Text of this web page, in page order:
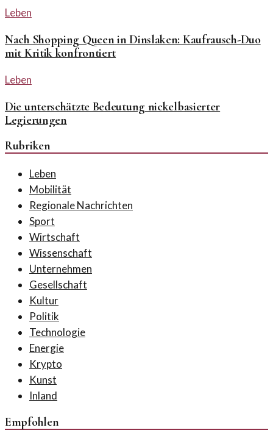
Leben
Nach Shopping Queen in Dinslaken: Kaufrausch-Duo
mit Kritik konfrontiert
Leben
Die unterschätzte Bedeutung nickelbasierter
Legierungen
Rubriken
Leben
Mobilität
Regionale Nachrichten
Sport
Wirtschaft
Wissenschaft
Unternehmen
Gesellschaft
Kultur
Politik
Technologie
Energie
Krypto
Kunst
Inland
Empfohlen